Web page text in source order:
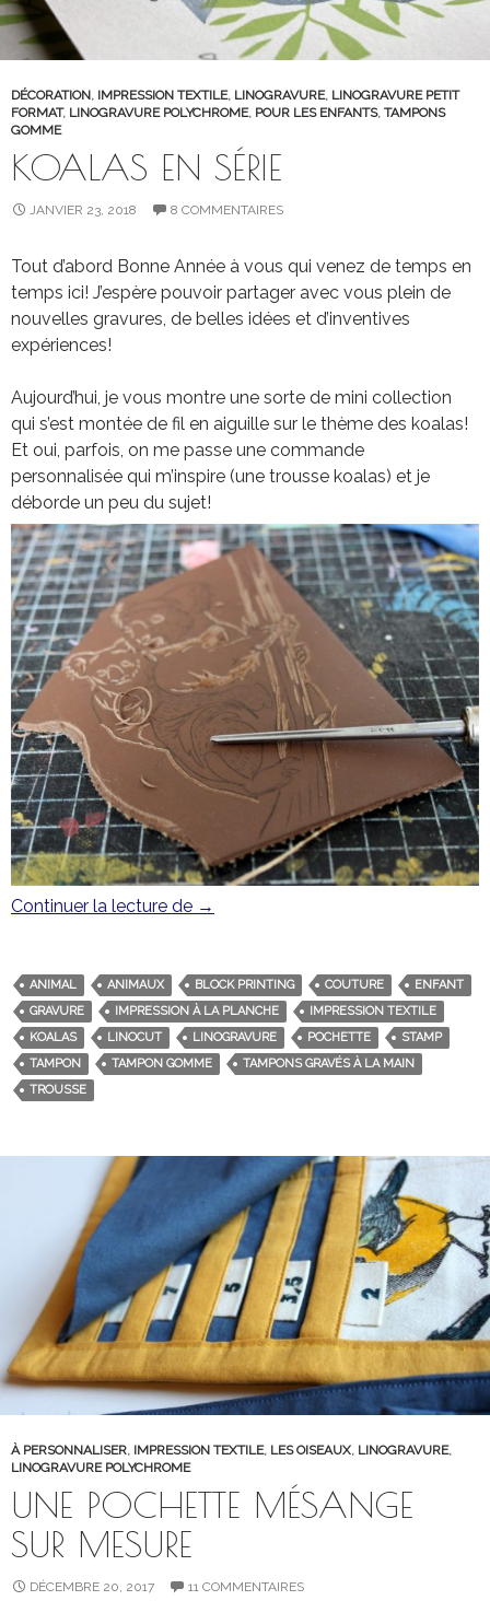
DÉCORATION, IMPRESSION TEXTILE, LINOGRAVURE, LINOGRAVURE PETIT
FORMAT, LINOGRAVURE POLYCHROME, POUR LES ENFANTS, TAMPONS
GOMME
KOALAS EN SÉRIE
JANVIER 23, 2018 8 COMMENTAIRES
Tout d’abord Bonne Année à vous qui venez de temps en
temps ici! J’espère pouvoir partager avec vous plein de
nouvelles gravures, de belles idées et d’inventives
expériences!
Aujourd’hui, je vous montre une sorte de mini collection
qui s’est montée de fil en aiguille sur le thème des koalas!
Et oui, parfois, on me passe une commande
personnalisée qui m’inspire (une trousse koalas) et je
déborde un peu du sujet!
Continuer la lecture de Koalas en série
→
ANIMAL ANIMAUX BLOCK PRINTING COUTURE
ENFANT
GRAVURE
IMPRESSION À LA PLANCHE
IMPRESSION TEXTILE
KOALAS
LINOCUT LINOGRAVURE POCHETTE
STAMP
TAMPON
TAMPON GOMME
TAMPONS GRAVÉS À LA MAIN
TROUSSE
À PERSONNALISER, IMPRESSION TEXTILE, LES OISEAUX, LINOGRAVURE,
LINOGRAVURE POLYCHROME
UNE POCHETTE MÉSANGE
SUR MESURE
DÉCEMBRE 20, 2017 11 COMMENTAIRES